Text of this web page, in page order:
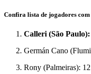
Confira lista de jogadores com
Calleri (São Paulo):
Germán Cano
Rony (Palmeiras): 12